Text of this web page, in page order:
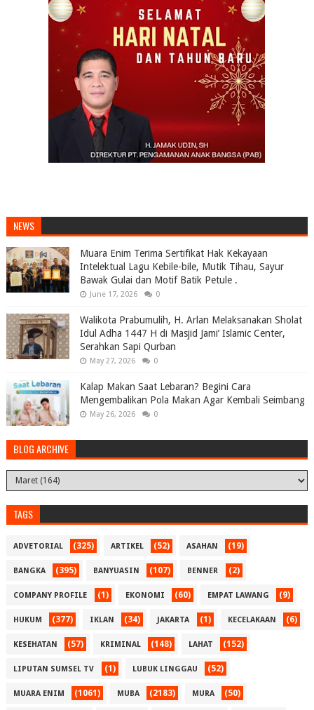
NEWS
Muara Enim Terima Sertifikat Hak Kekayaan
Intelektual Lagu Kebile-bile, Mutik Tihau, Sayur
Bawak Gulai dan Motif Batik Petule .
June 17, 2026 0
Walikota Prabumulih, H. Arlan Melaksanakan Sholat
Idul Adha 1447 H di Masjid Jami’ Islamic Center,
Serahkan Sapi Qurban
May 27, 2026 0
Kalap Makan Saat Lebaran? Begini Cara
Mengembalikan Pola Makan Agar Kembali Seimbang
May 26, 2026 0
BLOG ARCHIVE
TAGS
ADVETORIAL (325) ARTIKEL (52) ASAHAN (19)
BANGKA (395) BANYUASIN (107) BENNER (2)
COMPANY PROFILE (1) EKONOMI (60) EMPAT LAWANG (9)
HUKUM (377) IKLAN (34) JAKARTA (1) KECELAKAAN (6)
KESEHATAN (57) KRIMINAL (148) LAHAT (152)
LIPUTAN SUMSEL TV (1) LUBUK LINGGAU (52)
MUARA ENIM (1061) MUBA (2183) MURA (50)